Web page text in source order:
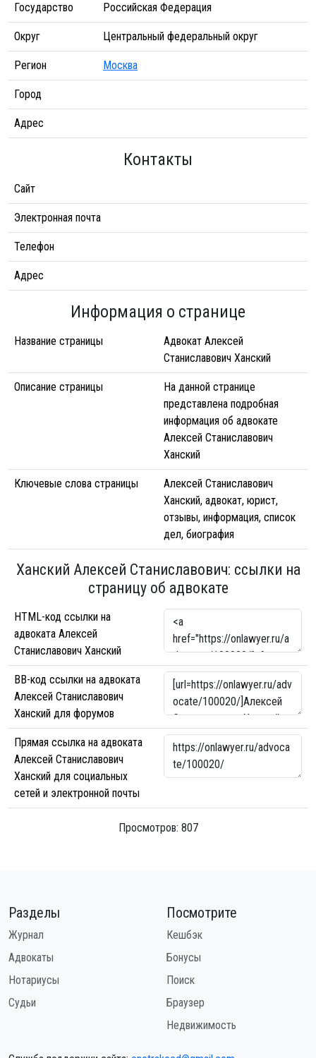
Государство Российская Федерация
Округ Центральный федеральный округ
Регион Москва
Город
Адрес
Контакты
Сайт
Электронная почта
Телефон
Адрес
Информация о странице
Название страницы
Адвокат Алексей
Станиславович Ханский
Описание страницы
На данной странице
представлена подробная
информация об адвокате
Алексей Станиславович
Ханский
Ключевые слова страницы
Алексей Станиславович
Ханский, адвокат, юрист,
отзывы, информация, список
дел, биография
Ханский Алексей Станиславович: ссылки на
страницу об адвокате
HTML-код ссылки на
адвоката Алексей
Станиславович Ханский
BB-код ссылки на адвоката
Алексей Станиславович
Ханский для форумов
Прямая ссылка на адвоката
Алексей Станиславович
Ханский для социальных
сетей и электронной почты
Просмотров: 807
Разделы
Журнал
Адвокаты
Нотариусы
Судьи
Посмотрите
Кешбэк
Бонусы
Поиск
Браузер
Недвижимость